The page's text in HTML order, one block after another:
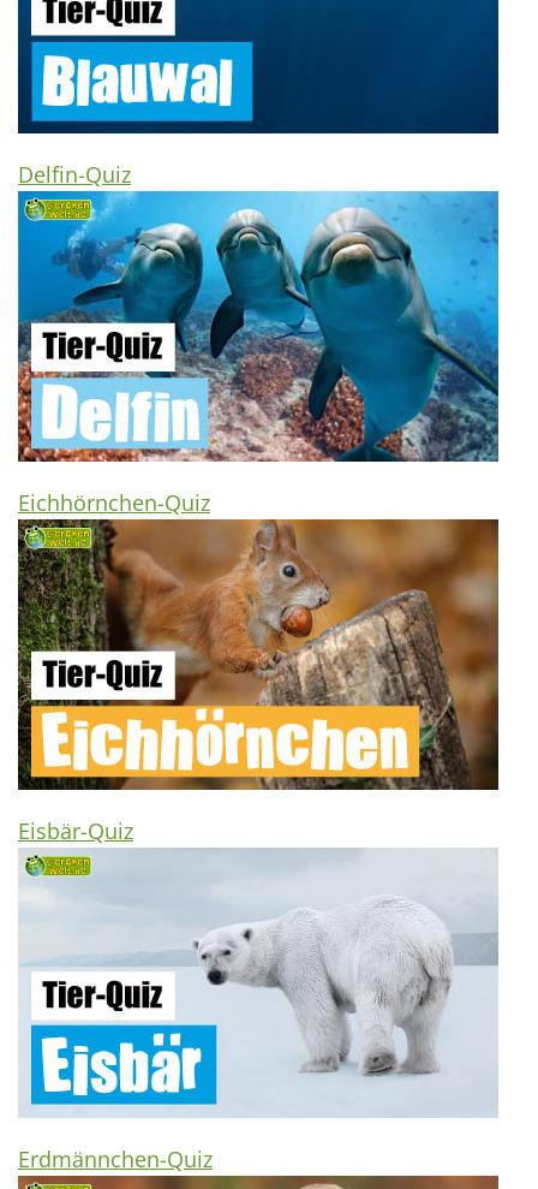
Delfin-Quiz
Eichhörnchen-Quiz
Eisbär-Quiz
Erdmännchen-Quiz